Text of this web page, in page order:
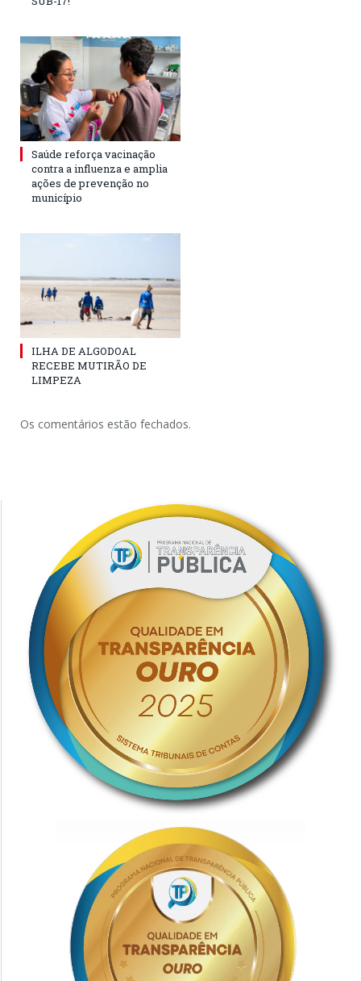
Saúde reforça vacinação
contra a influenza e amplia
ações de prevenção no
município
ILHA DE ALGODOAL
RECEBE MUTIRÃO DE
LIMPEZA
Os comentários estão fechados.